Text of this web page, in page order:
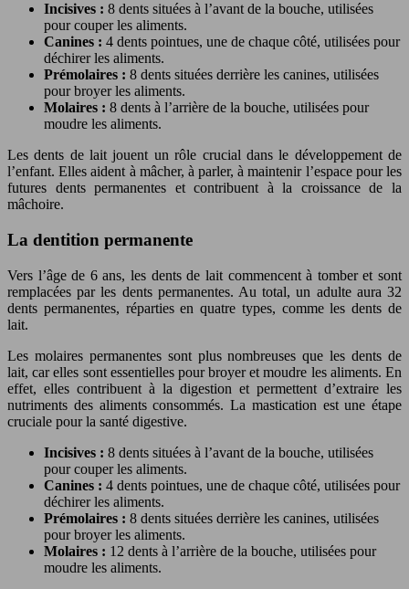
Incisives : 8 dents situées à l’avant de la bouche, utilisées
pour couper les aliments.
Canines : 4 dents pointues, une de chaque côté, utilisées pour
déchirer les aliments.
Prémolaires : 8 dents situées derrière les canines, utilisées
pour broyer les aliments.
Molaires : 8 dents à l’arrière de la bouche, utilisées pour
moudre les aliments.
Les dents de lait jouent un rôle crucial dans le développement de
l’enfant. Elles aident à mâcher, à parler, à maintenir l’espace pour les
futures dents permanentes et contribuent à la croissance de la
mâchoire.
La dentition permanente
Vers l’âge de 6 ans, les dents de lait commencent à tomber et sont
remplacées par les dents permanentes. Au total, un adulte aura 32
dents permanentes, réparties en quatre types, comme les dents de
lait.
Les molaires permanentes sont plus nombreuses que les dents de
lait, car elles sont essentielles pour broyer et moudre les aliments. En
effet, elles contribuent à la digestion et permettent d’extraire les
nutriments des aliments consommés. La mastication est une étape
cruciale pour la santé digestive.
Incisives : 8 dents situées à l’avant de la bouche, utilisées
pour couper les aliments.
Canines : 4 dents pointues, une de chaque côté, utilisées pour
déchirer les aliments.
Prémolaires : 8 dents situées derrière les canines, utilisées
pour broyer les aliments.
Molaires : 12 dents à l’arrière de la bouche, utilisées pour
moudre les aliments.